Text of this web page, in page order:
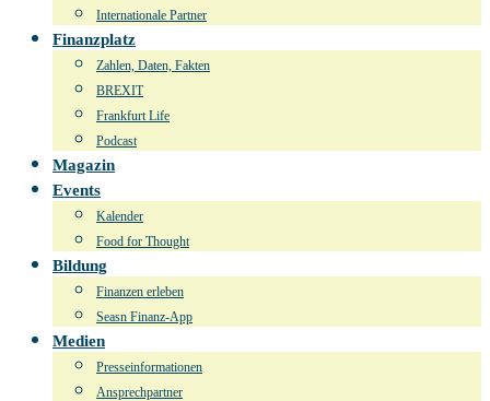
Internationale Partner
Finanzplatz
Zahlen, Daten, Fakten
BREXIT
Frankfurt Life
Podcast
Magazin
Events
Kalender
Food for Thought
Bildung
Finanzen erleben
Seasn Finanz-App
Medien
Presseinformationen
Ansprechpartner